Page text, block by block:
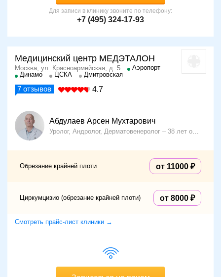
Для записи в клинику звоните по телефону:
+7 (495) 324-17-93
Медицинский центр МЕДЭТАЛОН
Москва, ул. Красноармейская, д. 5
Аэропорт
Динамо
ЦСКА Дмитровская
7 отзывов 4.7
Абдулаев Арсен Мухтарович
Уролог, Андролог, Дерматовенеролог 38 лет опыта
Обрезание крайней плоти от 11000
Циркумцизио (обрезание крайней плоти) от 8000
Смотреть прайс-лист клиники →